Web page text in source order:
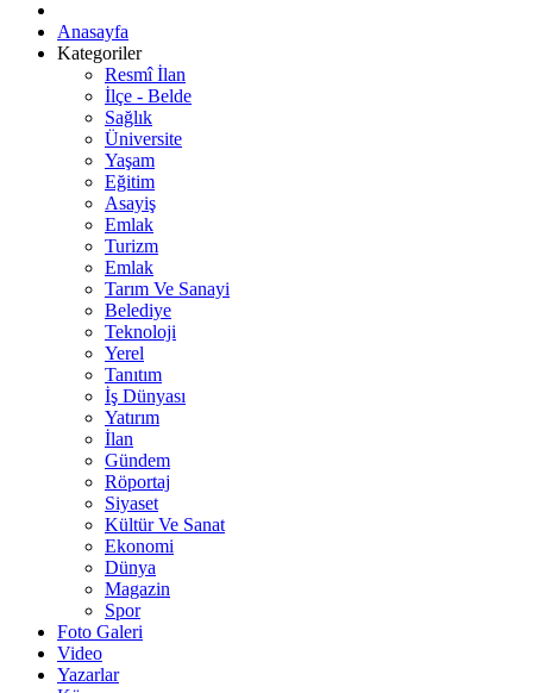
Anasayfa
Kategoriler
Resmî İlan
İlçe - Belde
Sağlık
Üniversite
Yaşam
Eğitim
Asayiş
Emlak
Turizm
Emlak
Tarım Ve Sanayi
Belediye
Teknoloji
Yerel
Tanıtım
İş Dünyası
Yatırım
İlan
Gündem
Röportaj
Siyaset
Kültür Ve Sanat
Ekonomi
Dünya
Magazin
Spor
Foto Galeri
Video
Yazarlar